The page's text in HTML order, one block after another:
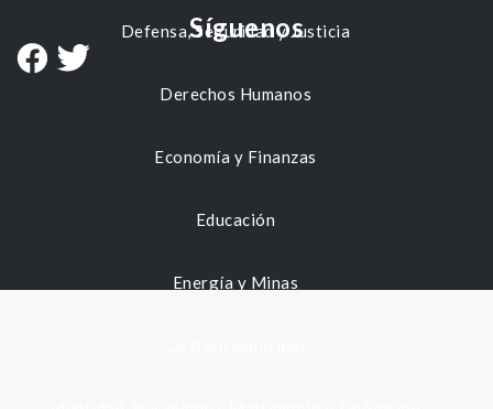
Defensa, Seguridad y Justicia
Derechos Humanos
Economía y Finanzas
Educación
Energía y Minas
Síguenos